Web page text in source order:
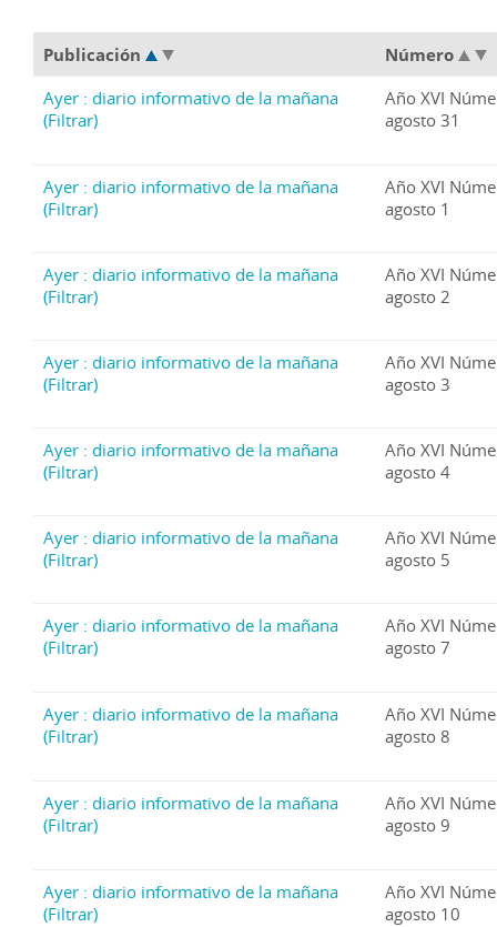
Publicación
Número
Ayer : diario informativo de la mañana
(Filtrar)
Año XVI
agosto 31
Ayer : diario informativo de la mañana
(Filtrar)
Año XVI
agosto 1
Ayer : diario informativo de la mañana
(Filtrar)
Año XVI
agosto 2
Ayer : diario informativo de la mañana
(Filtrar)
Año XVI
agosto 3
Ayer : diario informativo de la mañana
(Filtrar)
Año XVI
agosto 4
Ayer : diario informativo de la mañana
(Filtrar)
Año XVI
agosto 5
Ayer : diario informativo de la mañana
(Filtrar)
Año XVI
agosto 7
Ayer : diario informativo de la mañana
(Filtrar)
Año XVI
agosto 8
Ayer : diario informativo de la mañana
(Filtrar)
Año XVI
agosto 9
Ayer : diario informativo de la mañana
(Filtrar)
Año XVI
agosto 10